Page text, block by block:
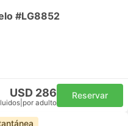
#LG8852
USD 286
por adulto
Reservar